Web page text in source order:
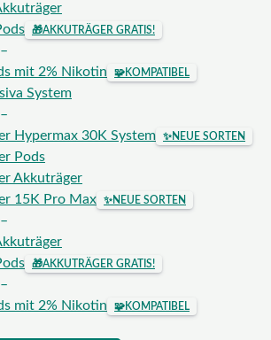
🎁AKKUTRÄGER GRATIS!
mit 2% Nikotin
🧩KOMPATIBEL
System
Hypermax 30K System
✨NEUE SORTEN
Pods
Akkuträger
15K Pro Max
✨NEUE SORTEN
🎁AKKUTRÄGER GRATIS!
mit 2% Nikotin
🧩KOMPATIBEL